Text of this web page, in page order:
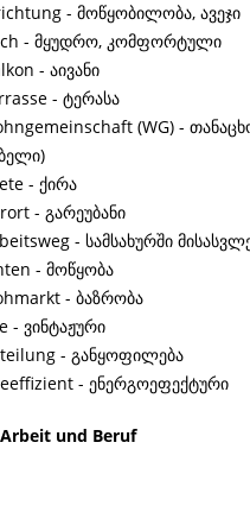
- მოწყობილობა, ავეჯი
- მყუდრო, კომფორტული
- აივანი
- ტერასა
(WG) -
- ქირა
- გარეუბანი
- სამსახურში
- მოწყობა
- ბაზრობა
- ვინტაჟური
- განყოფილება
- ენერგოეფექტური
und Beruf